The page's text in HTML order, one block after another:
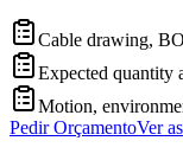
Cable drawing,
Expected quantity
Motion,
Pedir OrçamentoVer